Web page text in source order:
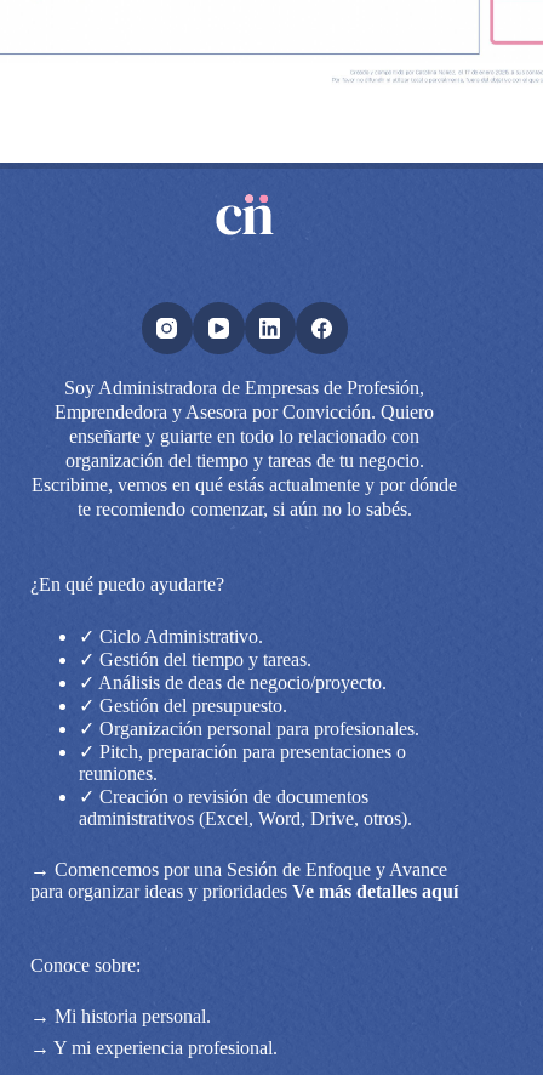
Soy Administradora de Empresas de Profesión,
Emprendedora y Asesora por Convicción. Quiero
enseñarte y guiarte en todo lo relacionado con
organización del tiempo y tareas de tu negocio.
Escribime, vemos en qué estás actualmente y por dónde
te recomiendo comenzar, si aún no lo sabés.
¿En qué puedo ayudarte?
✓ Ciclo Administrativo.
✓ Gestión del tiempo y tareas.
✓ Análisis de deas de negocio/proyecto.
✓ Gestión del presupuesto.
✓ Organización personal para profesionales.
✓ Pitch, preparación para presentaciones o
reuniones.
✓ Creación o revisión de documentos
administrativos (Excel, Word, Drive, otros).
→ Comencemos por una Sesión de Enfoque y Avance
para organizar ideas y prioridades Ve más detalles aquí
Conoce sobre:
→ Mi historia personal.
→ Y mi experiencia profesional.